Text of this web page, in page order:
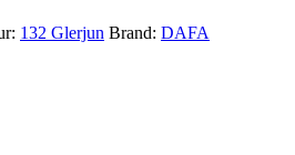
132 Glerjun Brand: DAFA